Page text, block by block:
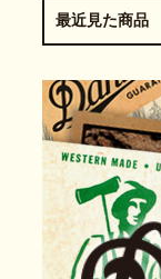
最近見た商品